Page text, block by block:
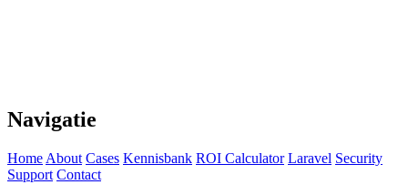
Navigatie
Home About Cases Kennisbank ROI Calculator Laravel Security
Support Contact